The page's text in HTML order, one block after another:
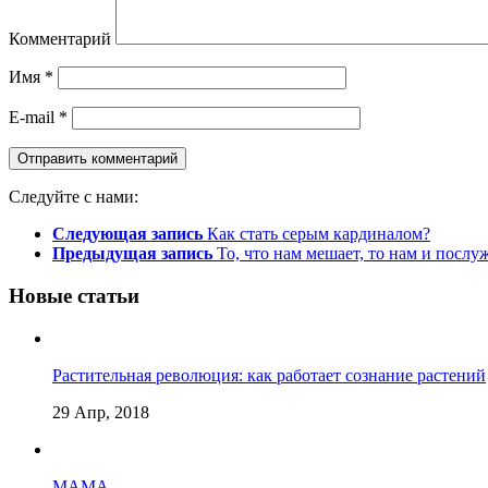
Комментарий
Имя *
E-mail *
Следуйте с нами:
Следующая запись Как стать серым кардиналом?
Предыдущая запись То, что нам мешает, то нам и
Новые статьи
Растительная революция: как работает сознание растений
29 Апр, 2018